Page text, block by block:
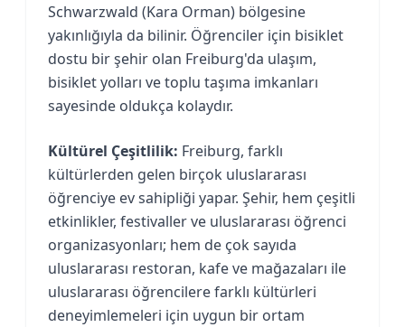
Schwarzwald (Kara Orman) bölgesine
yakınlığıyla da bilinir. Öğrenciler için bisiklet
dostu bir şehir olan Freiburg'da ulaşım,
bisiklet yolları ve toplu taşıma imkanları
sayesinde oldukça kolaydır.
Kültürel Çeşitlilik: Freiburg, farklı
kültürlerden gelen birçok uluslararası
öğrenciye ev sahipliği yapar. Şehir, hem çeşitli
etkinlikler, festivaller ve uluslararası öğrenci
organizasyonları; hem de çok sayıda
uluslararası restoran, kafe ve mağazaları ile
uluslararası öğrencilere farklı kültürleri
deneyimlemeleri için uygun bir ortam